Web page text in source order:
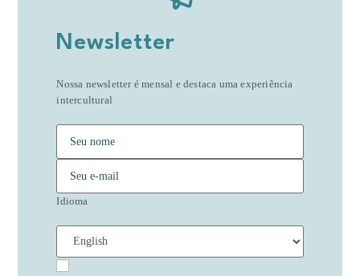
Newsletter
Nossa newsletter é mensal e destaca uma experiência
intercultural
Idioma